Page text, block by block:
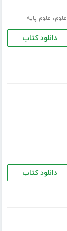
علوم، علوم پایه
دانلود کتاب
دانلود کتاب